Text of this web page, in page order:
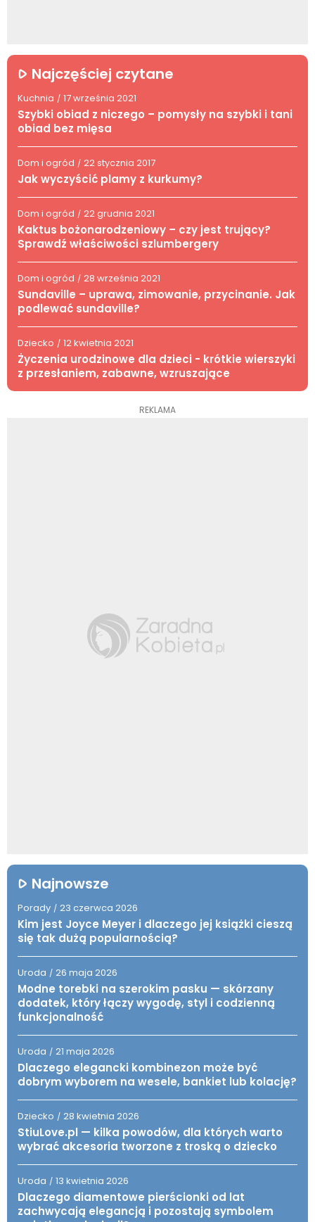
Najczęściej czytane
Kuchnia / 17 września 2021
Szybki obiad z niczego – pomysły na szybki i tani
obiad bez mięsa
Dom i ogród / 22 stycznia 2017
Jak wyczyścić plamy z kurkumy?
Dom i ogród / 22 grudnia 2021
Kaktus bożonarodzeniowy – czy jest trujący?
Sprawdź właściwości szlumbergery
Dom i ogród / 28 września 2021
Sundaville – uprawa, zimowanie, przycinanie. Jak
podlewać sundaville?
Dziecko / 12 kwietnia 2021
Życzenia urodzinowe dla dzieci - krótkie wierszyki
z przesłaniem, zabawne, wzruszające
REKLAMA
Najnowsze
Porady / 23 czerwca 2026
Kim jest Joyce Meyer i dlaczego jej książki cieszą
się tak dużą popularnością?
Uroda / 26 maja 2026
Modne torebki na szerokim pasku — skórzany
dodatek, który łączy wygodę, styl i codzienną
funkcjonalność
Uroda / 21 maja 2026
Dlaczego elegancki kombinezon może być
dobrym wyborem na wesele, bankiet lub kolację?
Dziecko / 28 kwietnia 2026
StiuLove.pl — kilka powodów, dla których warto
wybrać akcesoria tworzone z troską o dziecko
Uroda / 13 kwietnia 2026
Dlaczego diamentowe pierścionki od lat
zachwycają elegancją i pozostają symbolem